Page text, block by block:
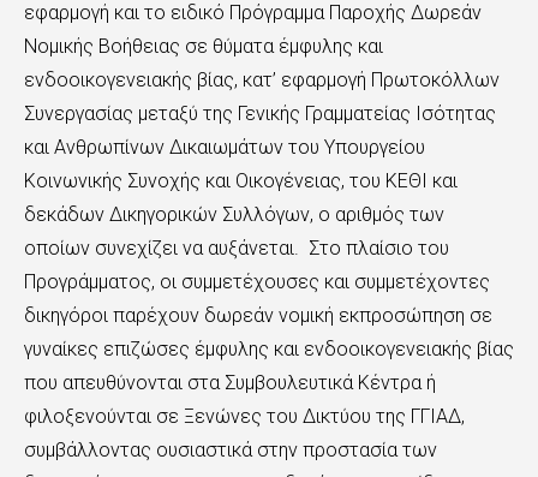
εφαρμογή και το ειδικό Πρόγραμμα Παροχής Δωρεάν
Νομικής Βοήθειας σε θύματα έμφυλης και
ενδοοικογενειακής βίας, κατ’ εφαρμογή Πρωτοκόλλων
Συνεργασίας μεταξύ της Γενικής Γραμματείας Ισότητας
και Ανθρωπίνων Δικαιωμάτων του Υπουργείου
Κοινωνικής Συνοχής και Οικογένειας, του ΚΕΘΙ και
δεκάδων Δικηγορικών Συλλόγων, ο αριθμός των
οποίων συνεχίζει να αυξάνεται. Στο πλαίσιο του
Προγράμματος, οι συμμετέχουσες και συμμετέχοντες
δικηγόροι παρέχουν δωρεάν νομική εκπροσώπηση σε
γυναίκες επιζώσες έμφυλης και ενδοοικογενειακής βίας
που απευθύνονται στα Συμβουλευτικά Κέντρα ή
φιλοξενούνται σε Ξενώνες του Δικτύου της ΓΓΙΑΔ,
συμβάλλοντας ουσιαστικά στην προστασία των